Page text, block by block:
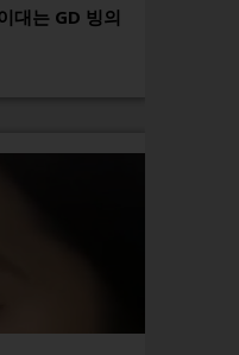
대는 GD 빙의